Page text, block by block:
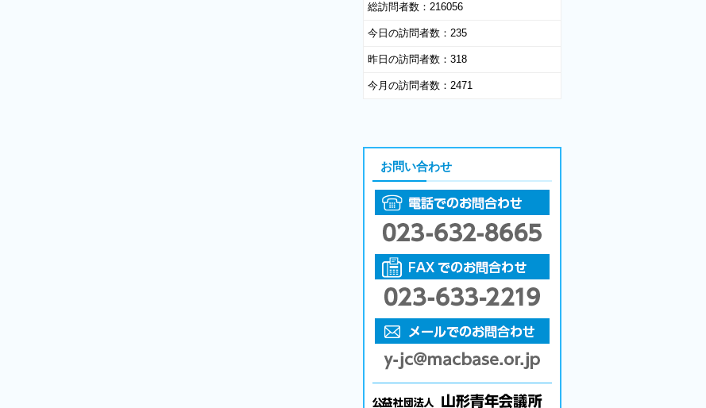
総訪問者数： 216056
今日の訪問者数： 235
昨日の訪問者数： 318
今月の訪問者数： 2471
お問い合わせ